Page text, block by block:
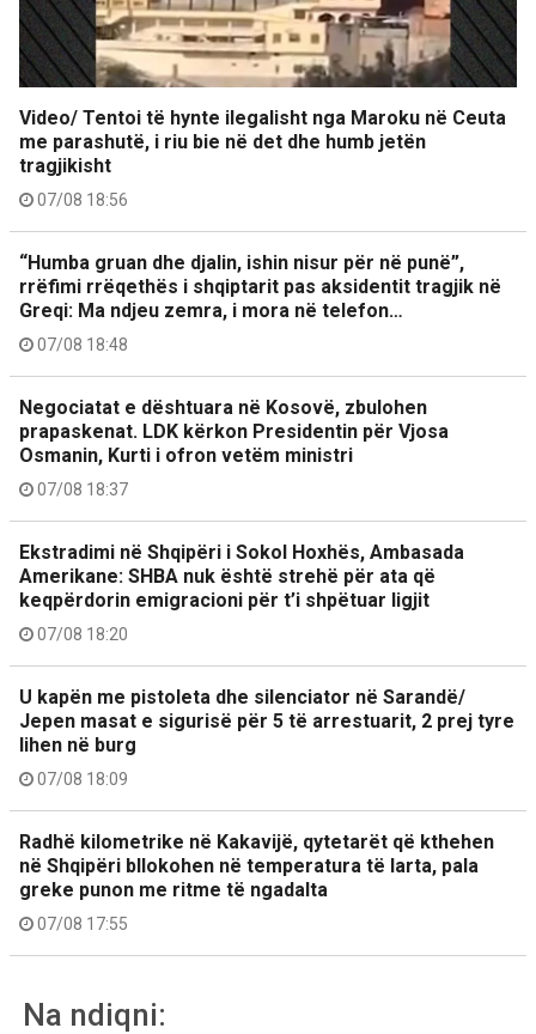
Video/ Tentoi të hynte ilegalisht nga Maroku në Ceuta
me parashutë, i riu bie në det dhe humb jetën
tragjikisht
07/08 18:56
“Humba gruan dhe djalin, ishin nisur për në punë”,
rrëfimi rrëqethës i shqiptarit pas aksidentit tragjik në
Greqi: Ma ndjeu zemra, i mora në telefon…
07/08 18:48
Negociatat e dështuara në Kosovë, zbulohen
prapaskenat. LDK kërkon Presidentin për Vjosa
Osmanin, Kurti i ofron vetëm ministri
07/08 18:37
Ekstradimi në Shqipëri i Sokol Hoxhës, Ambasada
Amerikane: SHBA nuk është strehë për ata që
keqpërdorin emigracioni për t’i shpëtuar ligjit
07/08 18:20
U kapën me pistoleta dhe silenciator në Sarandë/
Jepen masat e sigurisë për 5 të arrestuarit, 2 prej tyre
lihen në burg
07/08 18:09
Radhë kilometrike në Kakavijë, qytetarët që kthehen
në Shqipëri bllokohen në temperatura të larta, pala
greke punon me ritme të ngadalta
07/08 17:55
Na ndiqni: